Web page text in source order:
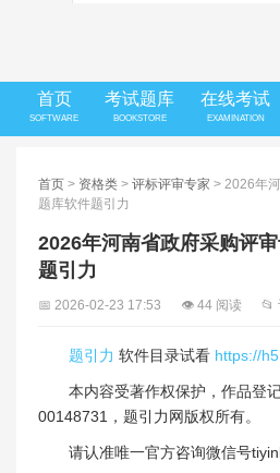
首页
SOFTWARE
考试题库
BOOKSTORE
在线考试
EXAMINATION
首页 > 资格类 > 评标评审专家 > 2026年
题库软件题引力
2026年河南省政府采购评
题引力
📅 2026-02-23 17:53 👁 44 阅读 📂
题引力 软件目录试看 https://
本内容受著作权保护，作品登
00148731，题引力网版权所有。
请认准唯一官方咨询微信号